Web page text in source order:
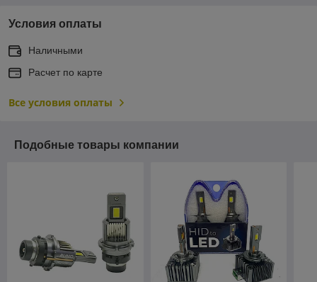
Условия оплаты
Наличными
Расчет по карте
Все условия оплаты
Подобные товары компании